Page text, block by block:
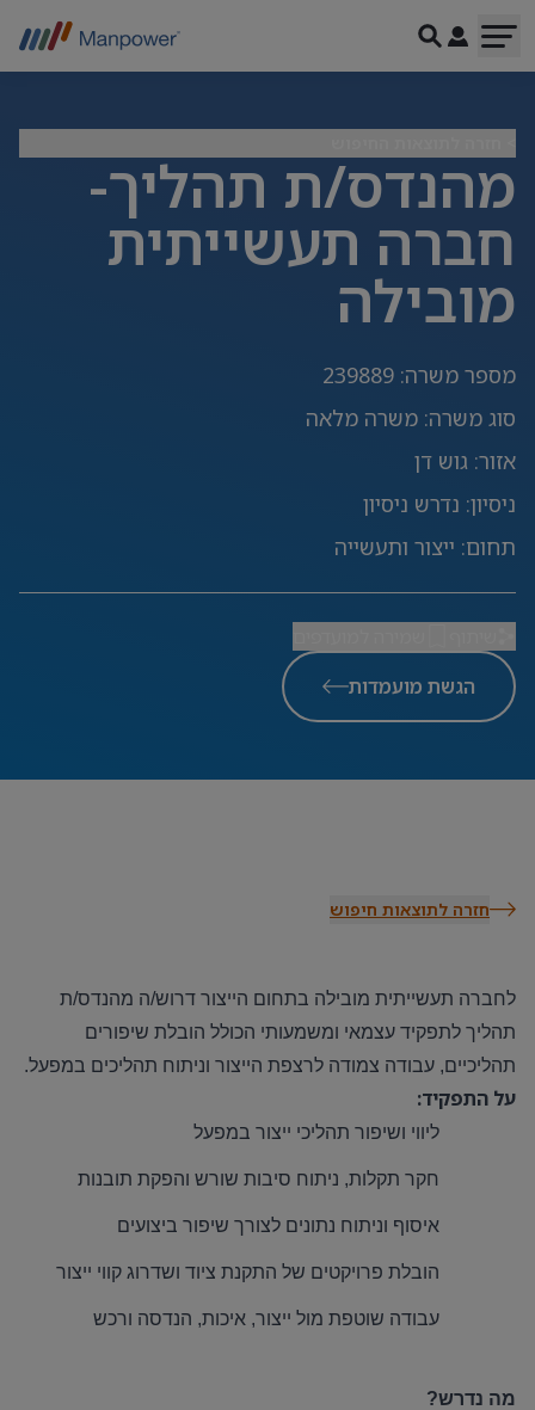
מהנדס/ת תהליך-
חברה תעשייתית
מובילה
מספר משרה:
239889
סוג משרה: משרה מלאה
אזור: גוש דן
ניסיון: נדרש ניסיון
תחום: ייצור ותעשייה
הגשת מועמדות
חזרה לתוצאות חיפוש
לחברה תעשייתית מובילה בתחום הייצור דרוש/ה מהנדס/ת
תהליך לתפקיד עצמאי ומשמעותי הכולל הובלת שיפורים
תהליכיים, עבודה צמודה לרצפת הייצור וניתוח תהליכים במפעל.
על התפקיד:
ליווי ושיפור תהליכי ייצור במפעל
חקר תקלות, ניתוח סיבות שורש והפקת תובנות
איסוף וניתוח נתונים לצורך שיפור ביצועים
הובלת פרויקטים של התקנת ציוד ושדרוג קווי ייצור
עבודה שוטפת מול ייצור, איכות, הנדסה ורכש
מה נדרש?